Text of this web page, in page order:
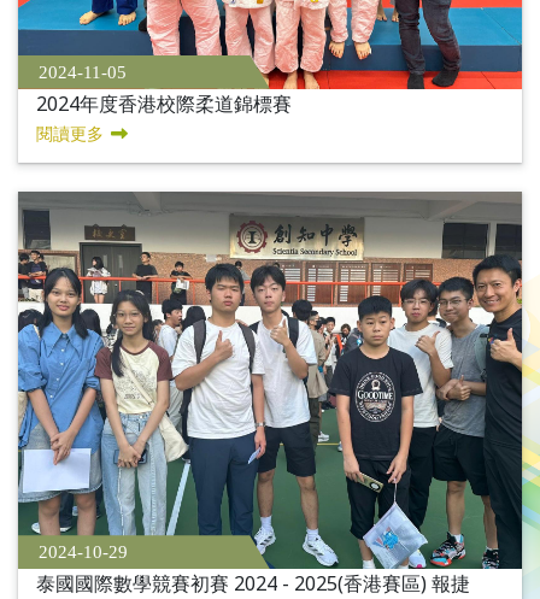
2024-11-05
2024年度香港校際柔道錦標賽
閱讀更多
2024-10-29
泰國國際數學競賽初賽 2024 - 2025(香港賽區) 報捷